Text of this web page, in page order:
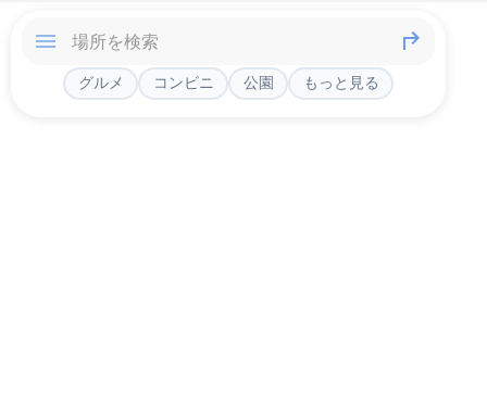
グルメ コンビニ 公園 もっと見る